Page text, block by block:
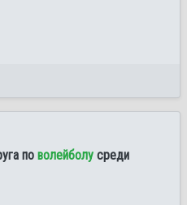
по волейболу среди